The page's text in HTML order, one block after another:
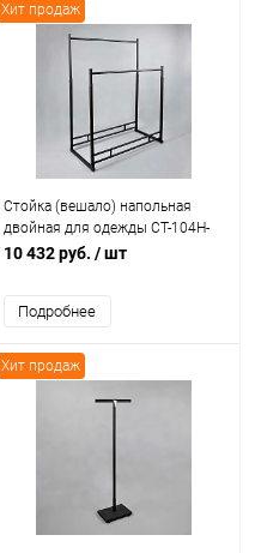
Хит продаж
Стойка (вешало) напольная
двойная для одежды СТ-104Н-
Л(черн/черн)
10 432 руб. / шт
Подробнее
Хит продаж